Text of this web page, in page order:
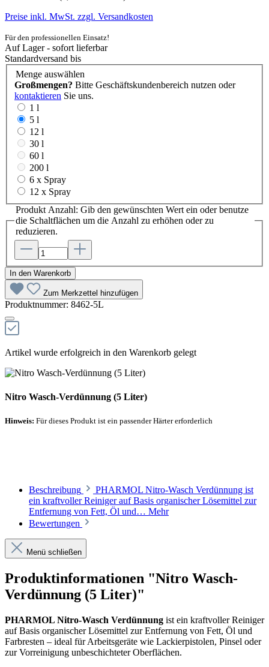
Preise inkl. MwSt. zzgl. Versandkosten
Für den professionellen Einsatz!
Auf Lager - sofort lieferbar
Standardversand bis
Menge auswählen
Großmengen? Bitte Geschäftskundenbereich nutzen oder
kontaktieren Sie uns.
1 l
5 l
12 l
30 l
60 l
200 l
6 x Spray
12 x Spray
Produkt Anzahl: Gib den gewünschten Wert ein oder benutze
die Schaltflächen um die Anzahl zu erhöhen oder zu
reduzieren.
In den Warenkorb
Zum Merkzettel hinzufügen
Produktnummer: 8462-5L
Artikel wurde erfolgreich in den Warenkorb gelegt
Nitro Wasch-Verdünnung (5 Liter)
Hinweis: Für dieses Produkt ist ein passender Härter erforderlich
Beschreibung
PHARMOL Nitro-Wasch Verdünnung ist
ein kraftvoller Reiniger auf Basis organischer Lösemittel zur
Entfernung von Fett, Öl und… Mehr
Bewertungen
Menü schließen
Produktinformationen "Nitro Wasch-
Verdünnung (5 Liter)"
PHARMOL Nitro-Wasch Verdünnung ist ein kraftvoller Reiniger
auf Basis organischer Lösemittel zur Entfernung von Fett, Öl und
Farbresten – ideal für Arbeitsgeräte wie Lackierpistolen, Pinsel oder
zur Vorreinigung unbeschichteter Oberflächen.